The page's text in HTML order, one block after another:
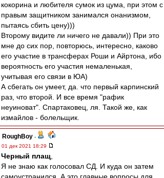
кокорина и любителя сумок из цума, при этом с
правым защитником занимался онанизмом,
пытаясь сбить цену)))
Второму видите ли ничего не давали)) При это
мне до сих пор, повторюсь, интересно, каково
его участие в трансферах Роши и Айртона, ибо
вероятность его участия немаленькая,
учитывая его связи в ЮА)
А сбегать он умеет, да. что первый карпинский
раз, что второй. И все время "рафик
неуиноват". Спартаковец, ля. Такой же, как
измайлов - болельщик.
RoughBoy -
01 дек 2021 18:29
Черный плащ
Я не знаю как голосовал СД. И куда он затем